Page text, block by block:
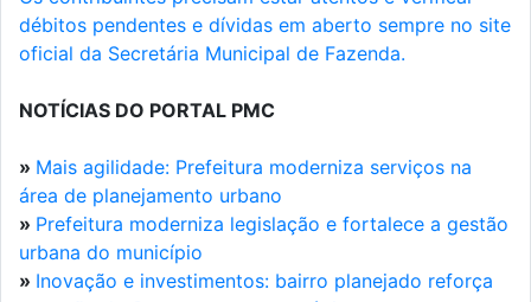
débitos pendentes e dívidas em aberto sempre no site
oficial da Secretária Municipal de Fazenda.
NOTÍCIAS DO PORTAL PMC
» Mais agilidade: Prefeitura moderniza serviços na
área de planejamento urbano
» Prefeitura moderniza legislação e fortalece a gestão
urbana do município
» Inovação e investimentos: bairro planejado reforça